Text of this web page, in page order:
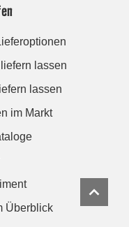
lassen
lassen
im Markt
Überblick